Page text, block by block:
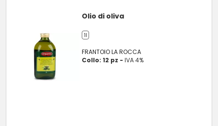
Olio di oliva
1l
FRANTOIO LA ROCCA
Collo: 12 pz -IVA 4%